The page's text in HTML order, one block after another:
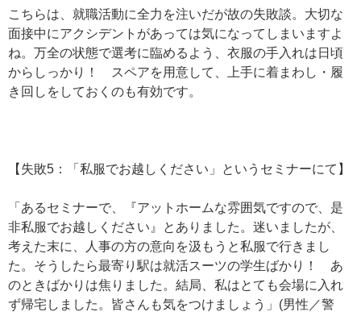
こちらは、就職活動に全力を注いだが故の失敗談。大切な
面接中にアクシデントがあっては気になってしまいますよ
ね。万全の状態で選考に臨めるよう、衣服の手入れは日頃
からしっかり！ スペアを用意して、上手に着まわし・履
き回しをしておくのも有効です。
【失敗5：「私服でお越しください」というセミナーにて】
「あるセミナーで、『アットホームな雰囲気ですので、是
非私服でお越しください』とありました。迷いましたが、
考えた末に、人事の方の意向を汲もうと私服で行きまし
た。そうしたら最寄り駅は就活スーツの学生ばかり！ あ
のときばかりは焦りました。結局、私はとても会場に入れ
ず帰宅しました。皆さんも気をつけましょう」(男性／警